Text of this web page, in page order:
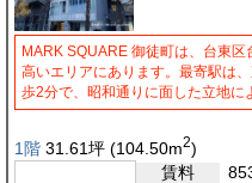
MARK SQUARE 御徒町は、台東
高いエリアにあります。最寄駅は
歩2分で、昭和通りに面した立地
1階 31.61坪 (104.50m2)
賃料